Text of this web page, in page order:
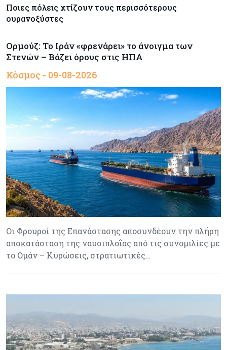
Ποιες πόλεις χτίζουν τους περισσότερους
ουρανοξύστες
Ορμούζ: Το Ιράν «φρενάρει» το άνοιγμα των
Στενών – Βάζει όρους στις ΗΠΑ
Κόσμος - 09-08-2026
Οι Φρουροί της Επανάστασης αποσυνδέουν την πλήρη
αποκατάσταση της ναυσιπλοΐας από τις συνομιλίες με
το Ομάν – Κυρώσεις, στρατιωτικές…